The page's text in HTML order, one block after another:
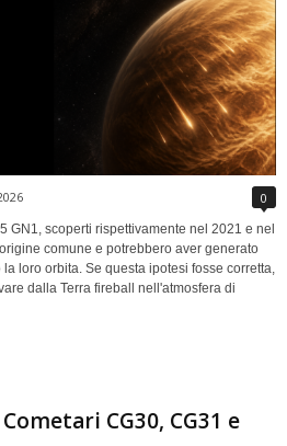
0
GN1, scoperti rispettivamente nel 2021 e nel
comune e potrebbero aver generato
loro orbita. Se questa ipotesi fosse corretta,
dalla Terra fireball nell'atmosfera di
CG30, CG31 e